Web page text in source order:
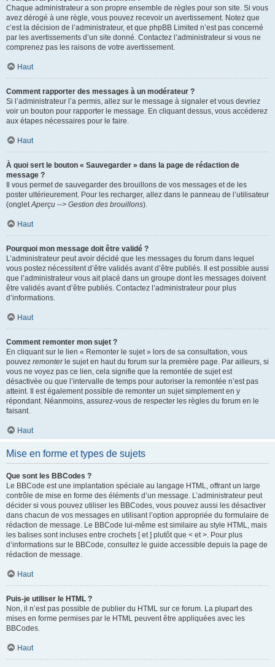
Chaque administrateur a son propre ensemble de règles pour son site. Si vous
avez dérogé à une règle, vous pouvez recevoir un avertissement. Notez que
c’est la décision de l’administrateur, et que phpBB Limited n’est pas concerné
par les avertissements d’un site donné. Contactez l’administrateur si vous ne
comprenez pas les raisons de votre avertissement.
Haut
Comment rapporter des messages à un modérateur ?
Si l’administrateur l’a permis, allez sur le message à signaler et vous devriez
voir un bouton pour rapporter le message. En cliquant dessus, vous accéderez
aux étapes nécessaires pour le faire.
Haut
À quoi sert le bouton « Sauvegarder » dans la page de rédaction de
message ?
Il vous permet de sauvegarder des brouillons de vos messages et de les
poster ultérieurement. Pour les recharger, allez dans le panneau de l’utilisateur
(ongletAperçu --> Gestion des brouillons).
Haut
Pourquoi mon message doit être validé ?
L’administrateur peut avoir décidé que les messages du forum dans lequel
vous postez nécessitent d’être validés avant d’être publiés. Il est possible aussi
que l’administrateur vous ait placé dans un groupe dont les messages doivent
être validés avant d’être publiés. Contactez l’administrateur pour plus
d’informations.
Haut
Comment remonter mon sujet ?
En cliquant sur le lien « Remonter le sujet » lors de sa consultation, vous
pouvez remonterle sujet en haut du forum sur la première page. Par ailleurs, si
vous ne voyez pas ce lien, cela signifie que la remontée de sujet est
désactivée ou que l’intervalle de temps pour autoriser la remontée n’est pas
atteint. Il est également possible de remonter un sujet simplement en y
répondant. Néanmoins, assurez-vous de respecter les règles du forum en le
faisant.
Haut
Mise en forme et types de sujets
Que sont les BBCodes ?
Le BBCode est une implantation spéciale au langage HTML, offrant un large
contrôle de mise en forme des éléments d’un message. L’administrateur peut
décider si vous pouvez utiliser les BBCodes, vous pouvez aussi les désactiver
dans chacun de vos messages en utilisant l’option appropriée du formulaire de
rédaction de message. Le BBCode lui-même est similaire au style HTML, mais
les balises sont incluses entre crochets [ et ] plutôt que < et >. Pour plus
d’informations sur le BBCode, consultez le guide accessible depuis la page de
rédaction de message.
Haut
Puis-je utiliser le HTML ?
Non, il n’est pas possible de publier du HTML sur ce forum. La plupart des
mises en forme permises par le HTML peuvent être appliquées avec les
BBCodes.
Haut